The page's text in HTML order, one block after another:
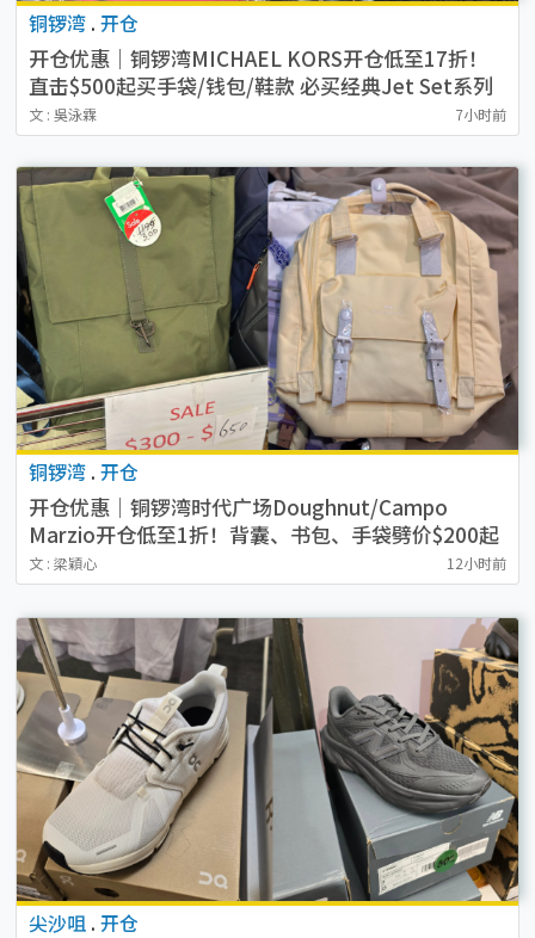
铜锣湾 . 开仓
开仓优惠｜铜锣湾MICHAEL KORS开仓低至17折！
直击$500起买手袋/钱包/鞋款 必买经典Jet Set系列
文 : 吳泳霖 7小时前
铜锣湾 . 开仓
开仓优惠｜铜锣湾时代广场Doughnut/Campo
Marzio开仓低至1折！背囊、书包、手袋劈价$200起
文 : 梁穎心 12小时前
尖沙咀 . 开仓